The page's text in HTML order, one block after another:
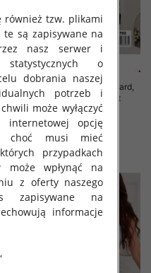
Piżama damska Roz Standard,
Mix kolor Paczka 12 szt
32.00 zł
szczegóły
również tzw. plikami
te są zapisywane na
nasz serwer i
o
dobrania naszej
potrzeb i
może wyłączyć
internetowej opcję
choć musi mieć
przypadkach
może wpłynąć na
z oferty naszego
zapisywane na
informacje